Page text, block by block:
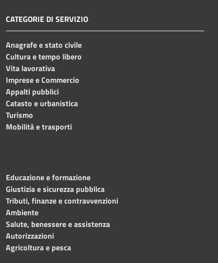
CATEGORIE DI SERVIZIO
Anagrafe e stato civile
Cultura e tempo libero
Vita lavorativa
Imprese e Commercio
Appalti pubblici
Catasto e urbanistica
Turismo
Mobilità e trasporti
Educazione e formazione
Giustizia e sicurezza pubblica
Tributi, finanze e contravvenzioni
Ambiente
Salute, benessere e assistenza
Autorizzazioni
Agricoltura e pesca